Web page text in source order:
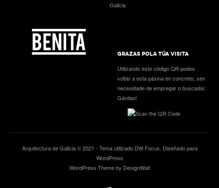
Galicia
GRAZAS POLA TÚA VISITA
Utilizando este código QR podes
voltar a esta páxina en concreto, sen
necesidade de empregar o buscador.
Gárdao!
Arquitectura de Galicia © 2021 - Tema utilizado DW Focus . Diseñado para
WordPress
WordPress Theme by DesignWall